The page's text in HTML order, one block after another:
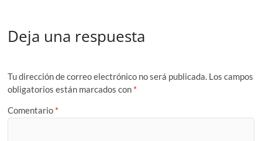
Deja una respuesta
Tu dirección de correo electrónico no será publicada. Los campos
obligatorios están marcados con *
Comentario *